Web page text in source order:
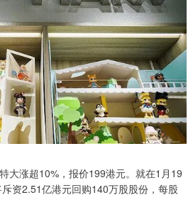
涨超10%，报价199港元。就在1月19
资2.51亿港元回购140万股股份，每股